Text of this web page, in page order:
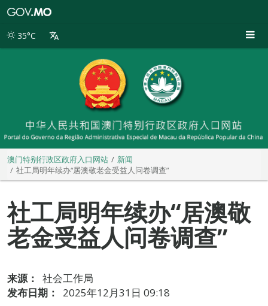
别
35°C
澳门特别行政区政府入口网站
新闻
社工局明年续办“居澳敬老金受益人问卷调查”
社工局明年续办“居澳敬
老金受益人问卷调查”
来源：
社会工作局
发布日期：
2025年12月31日 09:18